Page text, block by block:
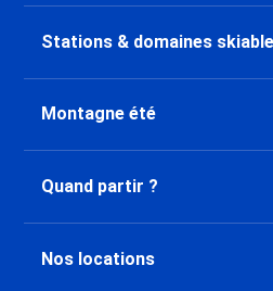
Stations & domaines
Montagne été
Quand partir ?
Nos locations